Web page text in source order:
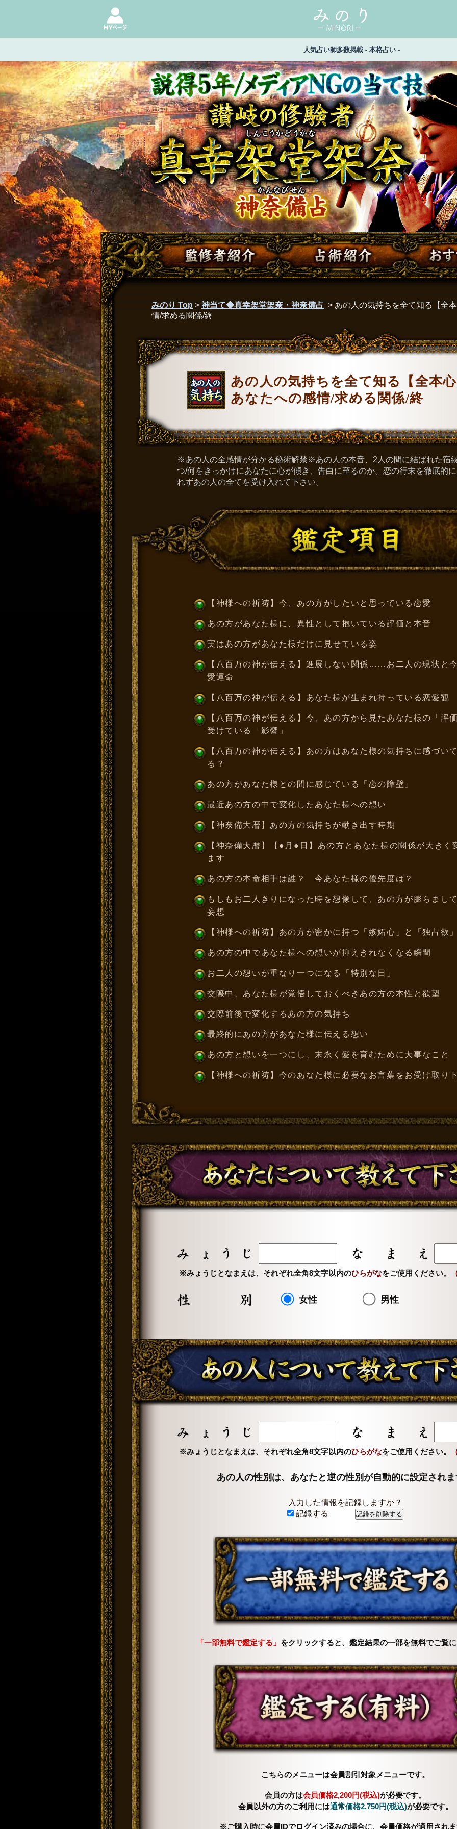
人気占い師多数掲載 - 本格占い -
みのり Top > 神当て◆真幸架堂架奈・神奈備占 > あの人の気持ちを全て知る【全
情/求める関係/終
あの人の気持ちを全て知る【全本
あなたへの感情/求める関係/終
※あの人の全感情が分かる秘術解禁※あの人の本音、2人の間に結ばれた宿
つ/何をきっかけにあなたに心が傾き、告白に至るのか。恋の行末を徹底的
れずあの人の全てを受け入れて下さい。
【神様への祈祷】今、あの方がしたいと思っている恋愛
あの方があなた様に、異性として抱いている評価と本音
実はあの方があなた様だけに見せている姿
【八百万の神が伝える】進展しない関係……お二人の現状と
愛運命
【八百万の神が伝える】あなた様が生まれ持っている恋愛観
【八百万の神が伝える】今、あの方から見たあなた様の「評
受けている「影響」
【八百万の神が伝える】あの方はあなた様の気持ちに感づい
る？
あの方があなた様との間に感じている「恋の障壁」
最近あの方の中で変化したあなた様への想い
【神奈備大暦】あの方の気持ちが動き出す時期
【神奈備大暦】【●月●日】あの方とあなた様の関係が大きく
ます
あの方の本命相手は誰？ 今あなた様の優先度は？
もしもお二人きりになった時を想像して、あの方が膨らまし
妄想
【神様への祈祷】あの方が密かに持つ「嫉妬心」と「独占欲
あの方の中であなた様への想いが抑えきれなくなる瞬間
お二人の想いが重なり一つになる「特別な日」
交際中、あなた様が覚悟しておくべきあの方の本性と欲望
交際前後で変化するあの方の気持ち
最終的にあの方があなた様に伝える想い
あの方と想いを一つにし、末永く愛を育むために大事なこと
【神様への祈祷】今のあなた様に必要なお言葉をお受け取り
※みょうじとなまえは、それぞれ全角8文字以内のひらがなをご使用ください。
女性 男性
※みょうじとなまえは、それぞれ全角8文字以内のひらがなをご使用ください。
あの人の性別は、あなたと逆の性別が自動的に設定され
入力した情報を記録しますか？
記録する
「一部無料で鑑定する」 をクリックすると、鑑定結果の一部を無料でご覧
こちらのメニューは会員割引対象メニューです。
会員の方は会員価格2,200円(税込)が必要です。
会員以外の方のご利用には通常価格2,750円(税込)が必要です。
※ご購入時に会員IDでログイン済みの場合に、会員価格が適用され